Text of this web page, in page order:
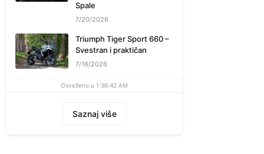
Spale
7/20/2026
Triumph Tiger Sport 660 –
Svestran i praktičan
7/16/2026
Osveženo u 1:36:42 AM
Saznaj više